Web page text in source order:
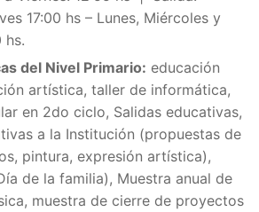
17:00 hs – Lunes, Miércoles y
hs.
del Nivel Primario: educación
artística, taller de informática,
en 2do ciclo, Salidas educativas,
a la Institución (propuestas de
pintura, expresión artística),
de la familia), Muestra anual de
muestra de cierre de proyectos